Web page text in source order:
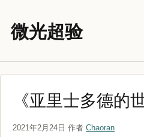
微光超验
《亚里士多德的
2021年2月24日 作者 Chaoran